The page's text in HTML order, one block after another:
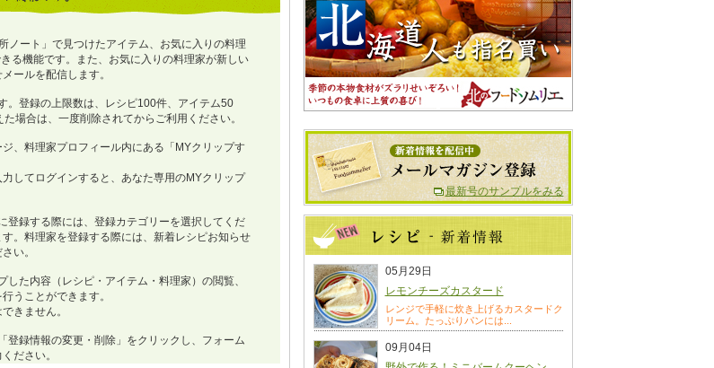
ノート」で見つけたアイテム、お気に入りの料理
る機能です。また、お気に入りの料理家が新しい
ールを配信します。
。登録の上限数は、レシピ100件、アイテム50
場合は、一度削除されてからご利用ください。
、料理家プロフィール内にある「MYクリップす
してログインすると、あなた専用のMYクリップ
登録する際には、登録カテゴリーを選択してくだ
。料理家を登録する際には、新着レシピお知らせ
い。
した内容（レシピ・アイテム・料理家）の閲覧、
うことができます。
きません。
登録情報の変更・削除」をクリックし、フォーム
ださい。
最新号のサンプルをみる
05月29日
レモンチーズカスタード
レンジで手軽に炊き上げるカスタードク
リーム。たっぷりパンには...
09月04日